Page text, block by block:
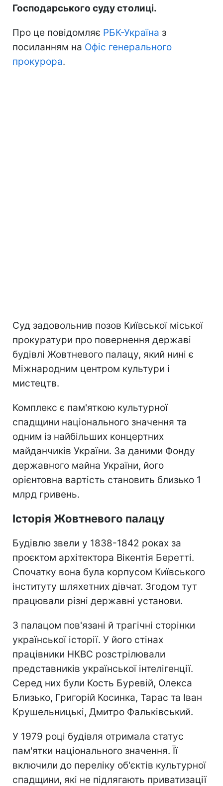
Господарського суду столиці.
Про це повідомляє РБК-Україна з
посиланням на Офіс генерального
прокурора.
Суд задовольнив позов Київської міської
прокуратури про повернення державі
будівлі Жовтневого палацу, який нині є
Міжнародним центром культури і
мистецтв.
Комплекс є пам'яткою культурної
спадщини національного значення та
одним із найбільших концертних
майданчиків України. За даними Фонду
державного майна України, його
орієнтовна вартість становить близько 1
млрд гривень.
Історія Жовтневого палацу
Будівлю звели у 1838-1842 роках за
проєктом архітектора Вікентія Беретті.
Спочатку вона була корпусом Київського
інституту шляхетних дівчат. Згодом тут
працювали різні державні установи.
З палацом пов'язані й трагічні сторінки
української історії. У його стінах
працівники НКВС розстрілювали
представників української інтелігенції.
Серед них були Кость Буревій, Олекса
Близько, Григорій Косинка, Тарас та Іван
Крушельницькі, Дмитро Фальківський.
У 1979 році будівля отримала статус
пам'ятки національного значення. Її
включили до переліку об'єктів культурної
спадщини, які не підлягають приватизації